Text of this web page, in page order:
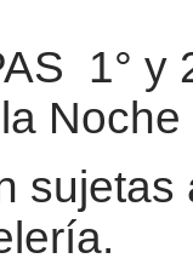
1° y
Noche
sujetas